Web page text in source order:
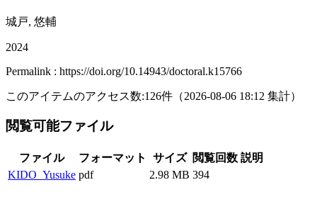
城戸, 悠輔
2024
Permalink : https://doi.org/10.14943/doctoral.k15766
このアイテムのアクセス数:126件 （2026-08-06 18:12 集計）
閲覧可能ファイル
ファイル フォーマット サイズ 閲覧回数 説明
KIDO_Yusuke pdf 2.98 MB 394